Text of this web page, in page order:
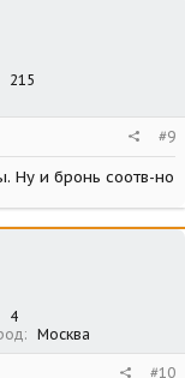
215
#9
Ну и бронь соотв-но
4
Москва
#10